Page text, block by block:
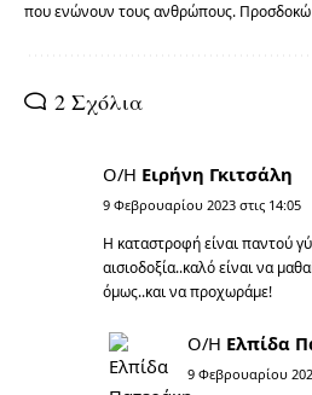
που ενώνουν τους ανθρώπους. Προσδοκώ
2 Σχόλια
Ο/Η Ειρήνη Γκιτσάλη
9 Φεβρουαρίου 2023 στις 14:05
Η καταστροφή είναι παντού
αισιοδοξία..καλό είναι να
όμως..και να προχωράμε!
Ο/Η Ελπίδα
9 Φεβρουαρίου